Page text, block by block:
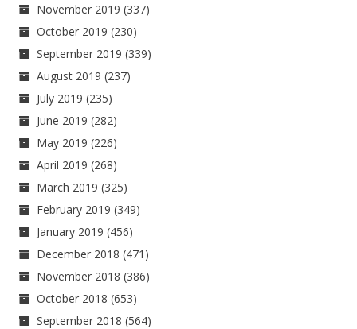
November 2019 (337)
October 2019 (230)
September 2019 (339)
August 2019 (237)
July 2019 (235)
June 2019 (282)
May 2019 (226)
April 2019 (268)
March 2019 (325)
February 2019 (349)
January 2019 (456)
December 2018 (471)
November 2018 (386)
October 2018 (653)
September 2018 (564)